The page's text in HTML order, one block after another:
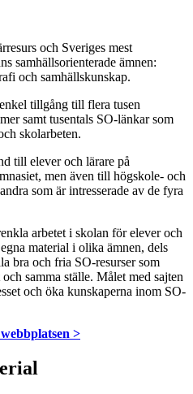
och Sveriges mest
samhällsorienterade ämnen:
och samhällskunskap.
tillgång till flera tusen
samt tusentals SO-länkar som
skolarbeten.
till elever och lärare på
men även till högskole- och
som är intresserade av de fyra
arbetet i skolan för elever och
material i olika ämnen, dels
bra och fria SO-resurser som
samma ställe. Målet med sajten
och öka kunskaperna inom SO-
>